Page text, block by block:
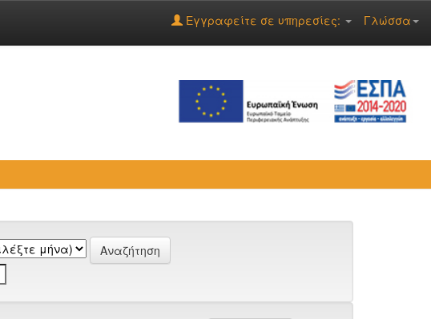
Γλώσσα
Εγγραφείτε σε υπηρεσίες: